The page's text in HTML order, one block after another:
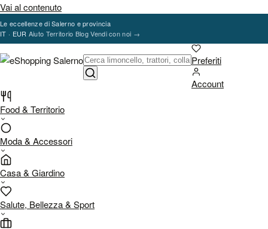
Vai al contenuto
Le eccellenze di Salerno e provincia
IT · EUR Aiuto Territorio BlogVendi con noi →
Preferiti
Account
Food & Territorio
Moda & Accessori
Casa & Giardino
Salute, Bellezza & Sport